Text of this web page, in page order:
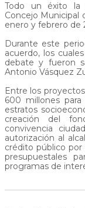
Todo un éxito la
Concejo Municipal
enero y febrero de
Durante este
acuerdo, los
debate y fueron
Antonio Vásquez
Entre los
600 millones
estratos
creación del
convivencia
autorización al
crédito público
presupuestales
programas de